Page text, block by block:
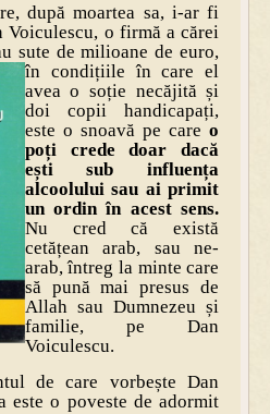
după moartea sa, i-ar fi
Voiculescu, o firmă a cărei
sute de milioane de euro,
în condițiile în care el
avea o soție necăjită și
doi copii handicapați,
este o snoavă pe careo
poți crede doar dacă
ești sub influența
alcoolului sau ai primit
un ordin în acest sens.
Nu cred că există
cetățean arab, sau ne-
arab, întreg la minte care
să pună mai presus de
Allah sau Dumnezeu și
familie, pe Dan
Voiculescu.
de care vorbește Dan
este o poveste de adormit